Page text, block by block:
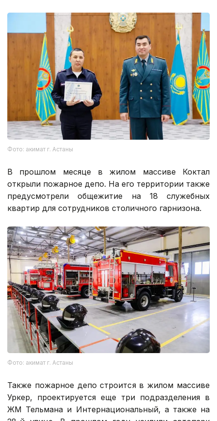
Фото: акимат г. Астаны
В прошлом месяце в жилом массиве Коктал
открыли пожарное депо. На его территории также
предусмотрели общежитие на 18 служебных
квартир для сотрудников столичного гарнизона.
Фото: акимат г. Астаны
Также пожарное депо строится в жилом массиве
Уркер, проектируется еще три подразделения в
ЖМ Тельмана и Интернациональный, а также на